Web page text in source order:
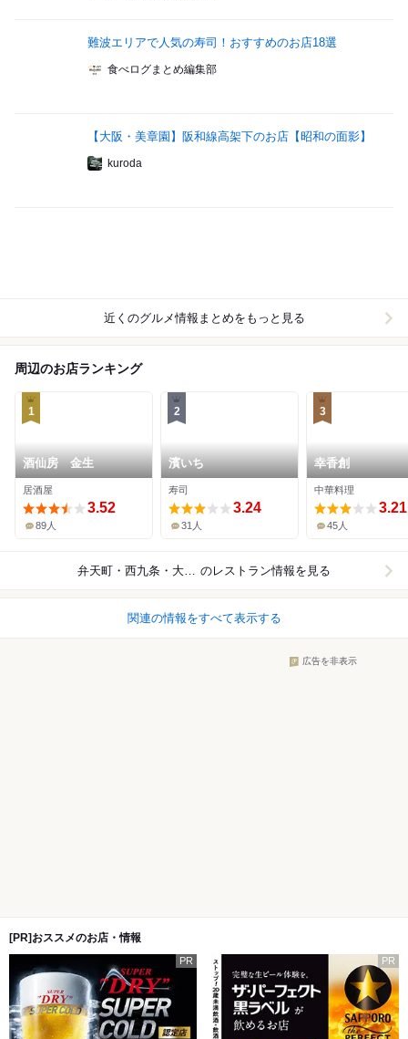
難波エリアで人気の寿司！おすすめのお店18選
食べログまとめ編集部
【大阪・美章園】阪和線高架下のお店【昭和の面影】
kuroda
近くのグルメ情報まとめをもっと見る
周辺のお店ランキング
1
酒仙房 金生
居酒屋
3.52
89人
2
濱いち
寿司
3.24
31人
3
幸香創
中華料理
3.21
45人
弁天町・西九条・大阪ドーム のレストラン情報を見る
関連の情報をすべて表示する
広告を非表示
[PR]おススメのお店・情報
PR PR